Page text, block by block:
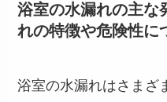
浴室の水漏れの主な
れの特徴や危険性に
浴室の水漏れはさまざ